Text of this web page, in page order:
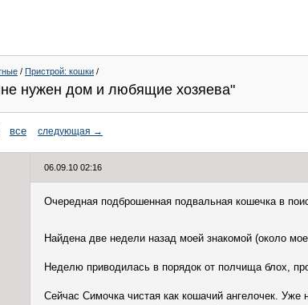
/ Пристрой: кошки /
нужен дом и любящие хозяева"
все следующая →
06.09.10 02:16
Очередная подброшенная подвальная кошечка в
Найдена две недели назад моей знакомой (около
Неделю приводилась в порядок от полчища блох,
Сейчас Симочка чистая как кошачий ангелочек.